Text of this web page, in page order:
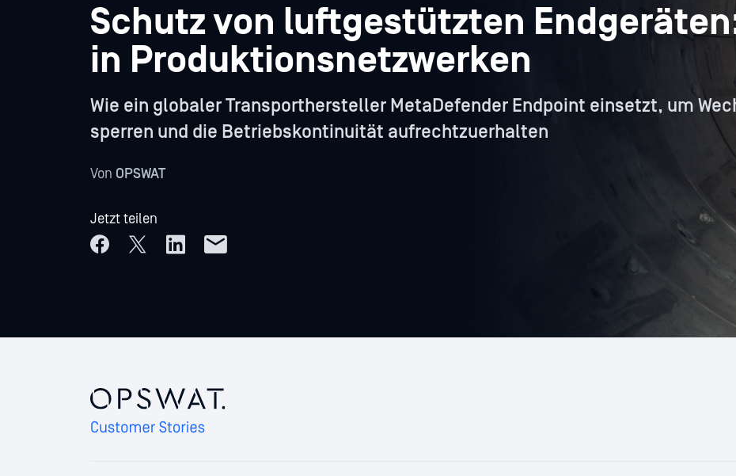
Schutz von luftgestützten
in Produktionsnetzwerken
Wie ein globaler Transporthersteller MetaDefender Endpoint einsetzt, um
sperren und die Betriebskontinuität aufrechtzuerhalten
Von OPSWAT
Jetzt teilen